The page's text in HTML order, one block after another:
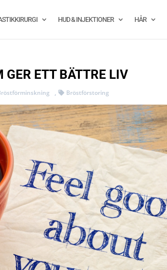
HUD & INJEKTIONER HÅR
GER ETT BÄTTRE LIV
, Bröstförstoring